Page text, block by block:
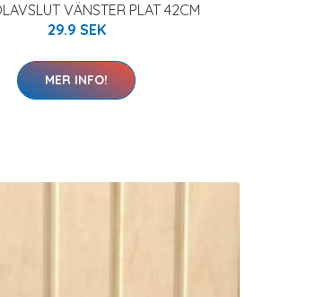
VÄNSTER PLAT 42CM
29.9 SEK
MER INFO!